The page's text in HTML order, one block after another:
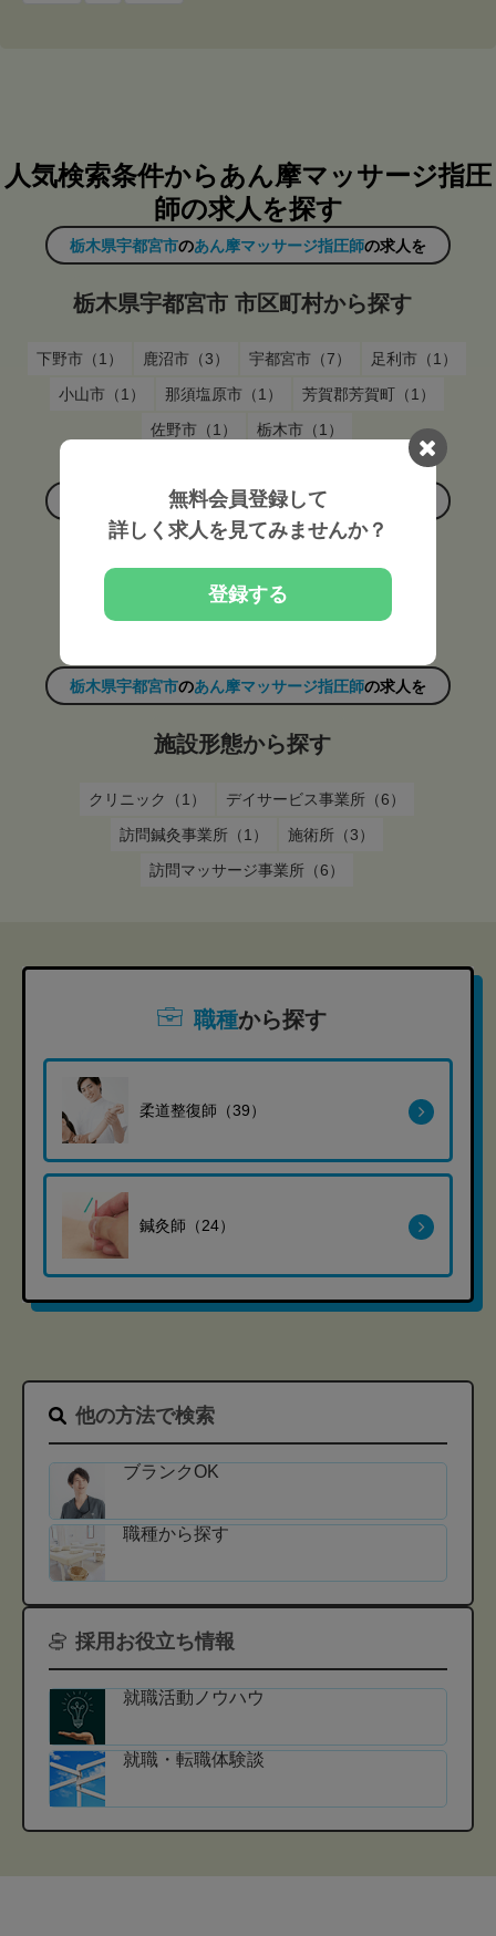
人気検索条件からあん摩マッサージ指圧
師の求人を探す
栃木県宇都宮市のあん摩マッサージ指圧師の求人を
栃木県宇都宮市 市区町村から探す
下野市（1） 鹿沼市（3） 宇都宮市（7）
足利市（1）
小山市（1）
那須塩原市（1）
芳賀郡芳賀町（1）
佐野市（1）
栃木市（1）
栃木県宇都宮市のあん摩マッサージ指圧師
栃木県宇都宮市のあん摩マッサージ指圧師の求人を
施設形態から探す
クリニック（1）
デイサービス事業所（6）
訪問鍼灸事業所（1）
施術所（3）
訪問マッサージ事業所（6）
職種から探す
柔道整復師（39）
鍼灸師（24）
他の方法で検索
ブランクOK
職種から探す
採用お役立ち情報
就職活動ノウハウ
就職・転職体験談
無料会員登録して
詳しく求人を見てみませんか？
登録する